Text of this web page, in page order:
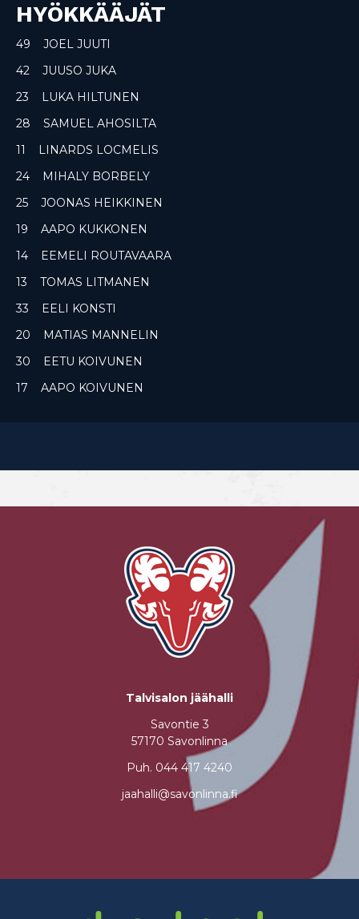
HYÖKKÄÄJÄT
49 JOEL JUUTI
42 JUUSO JUKA
23 LUKA HILTUNEN
28 SAMUEL AHOSILTA
11 LINARDS LOCMELIS
24 MIHALY BORBELY
25 JOONAS HEIKKINEN
19 AAPO KUKKONEN
14 EEMELI ROUTAVAARA
13 TOMAS LITMANEN
33 EELI KONSTI
20 MATIAS MANNELIN
30 EETU KOIVUNEN
17 AAPO KOIVUNEN
Talvisalon jäähalli
Savontie 3
57170 Savonlinna
Puh. 044 417 4240
jaahalli@savonlinna.fi